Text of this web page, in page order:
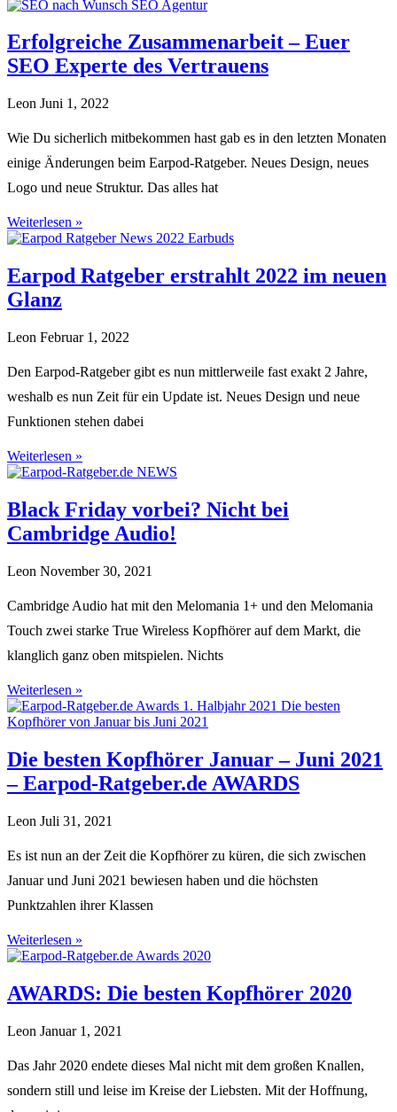
Erfolgreiche Zusammenarbeit – Euer
SEO Experte des Vertrauens
Leon Juni 1, 2022
Wie Du sicherlich mitbekommen hast gab es in den letzten Monaten
einige Änderungen beim Earpod-Ratgeber. Neues Design, neues
Logo und neue Struktur. Das alles hat
Weiterlesen »
Earpod Ratgeber erstrahlt 2022 im neuen
Glanz
Leon Februar 1, 2022
Den Earpod-Ratgeber gibt es nun mittlerweile fast exakt 2 Jahre,
weshalb es nun Zeit für ein Update ist. Neues Design und neue
Funktionen stehen dabei
Weiterlesen »
Black Friday vorbei? Nicht bei
Cambridge Audio!
Leon November 30, 2021
Cambridge Audio hat mit den Melomania 1+ und den Melomania
Touch zwei starke True Wireless Kopfhörer auf dem Markt, die
klanglich ganz oben mitspielen. Nichts
Weiterlesen »
Die besten Kopfhörer Januar – Juni 2021
– Earpod-Ratgeber.de AWARDS
Leon Juli 31, 2021
Es ist nun an der Zeit die Kopfhörer zu küren, die sich zwischen
Januar und Juni 2021 bewiesen haben und die höchsten
Punktzahlen ihrer Klassen
Weiterlesen »
AWARDS: Die besten Kopfhörer 2020
Leon Januar 1, 2021
Das Jahr 2020 endete dieses Mal nicht mit dem großen Knallen,
sondern still und leise im Kreise der Liebsten. Mit der Hoffnung,